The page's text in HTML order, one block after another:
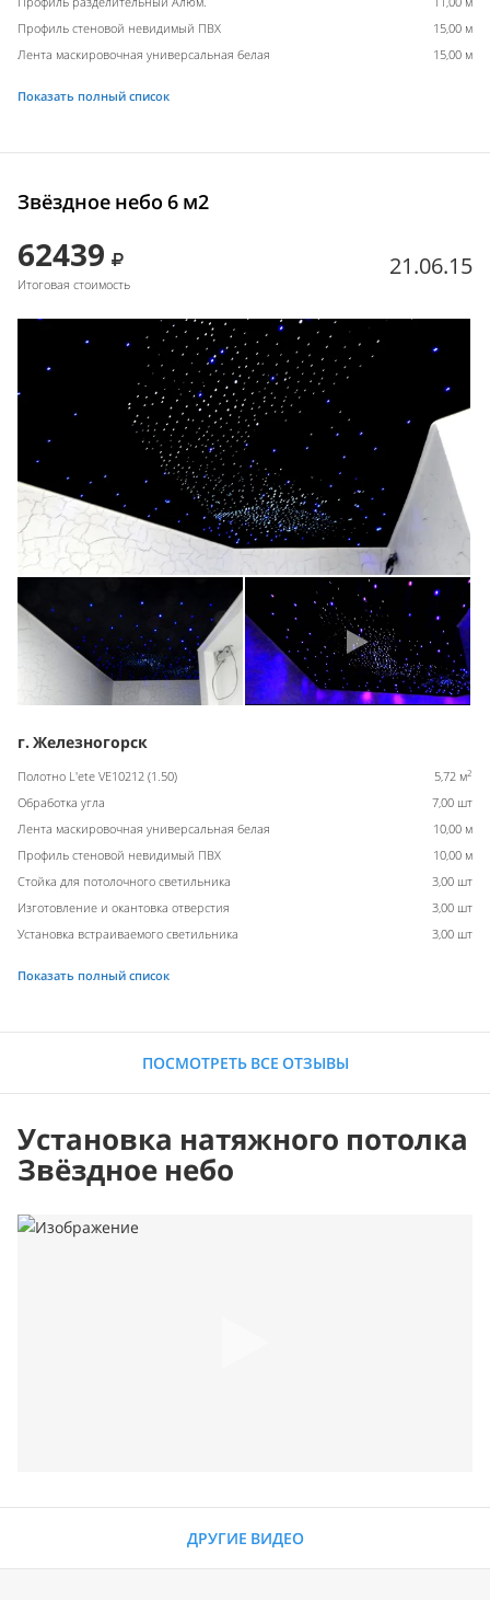
Профиль стеновой невидимый ПВХ
15,00 м
Лента маскировочная универсальная белая
15,00 м
Показать полный список
Звёздное небо 6 м2
62439
Итоговая стоимость
21.06.15
г. Железногорск
Полотно L'ete VE10212 (1.50) 5,72 м2
Обработка угла
7,00 шт
Лента маскировочная универсальная белая
10,00 м
Профиль стеновой невидимый ПВХ
10,00 м
Стойка для потолочного светильника
3,00 шт
Изготовление и окантовка отверстия
3,00 шт
Установка встраиваемого светильника
3,00 шт
Показать полный список
ПОСМОТРЕТЬ ВСЕ ОТЗЫВЫ
Установка натяжного потолка
Звёздное небо
ДРУГИЕ ВИДЕО